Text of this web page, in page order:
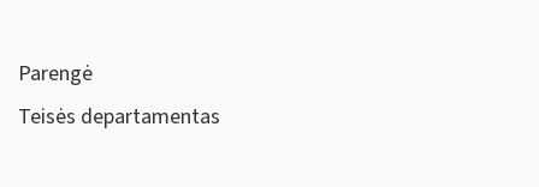
Parengė
Teisės departamentas